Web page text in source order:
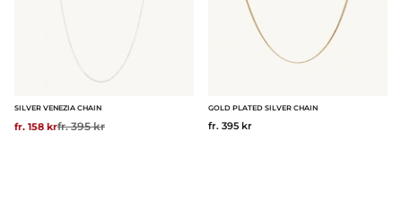
SILVER VENEZIA CHAIN
fr. 158 kr
Ordinarie pris:
fr. 395 kr
GOLD PLATED SILVER CHAIN
fr. 395 kr